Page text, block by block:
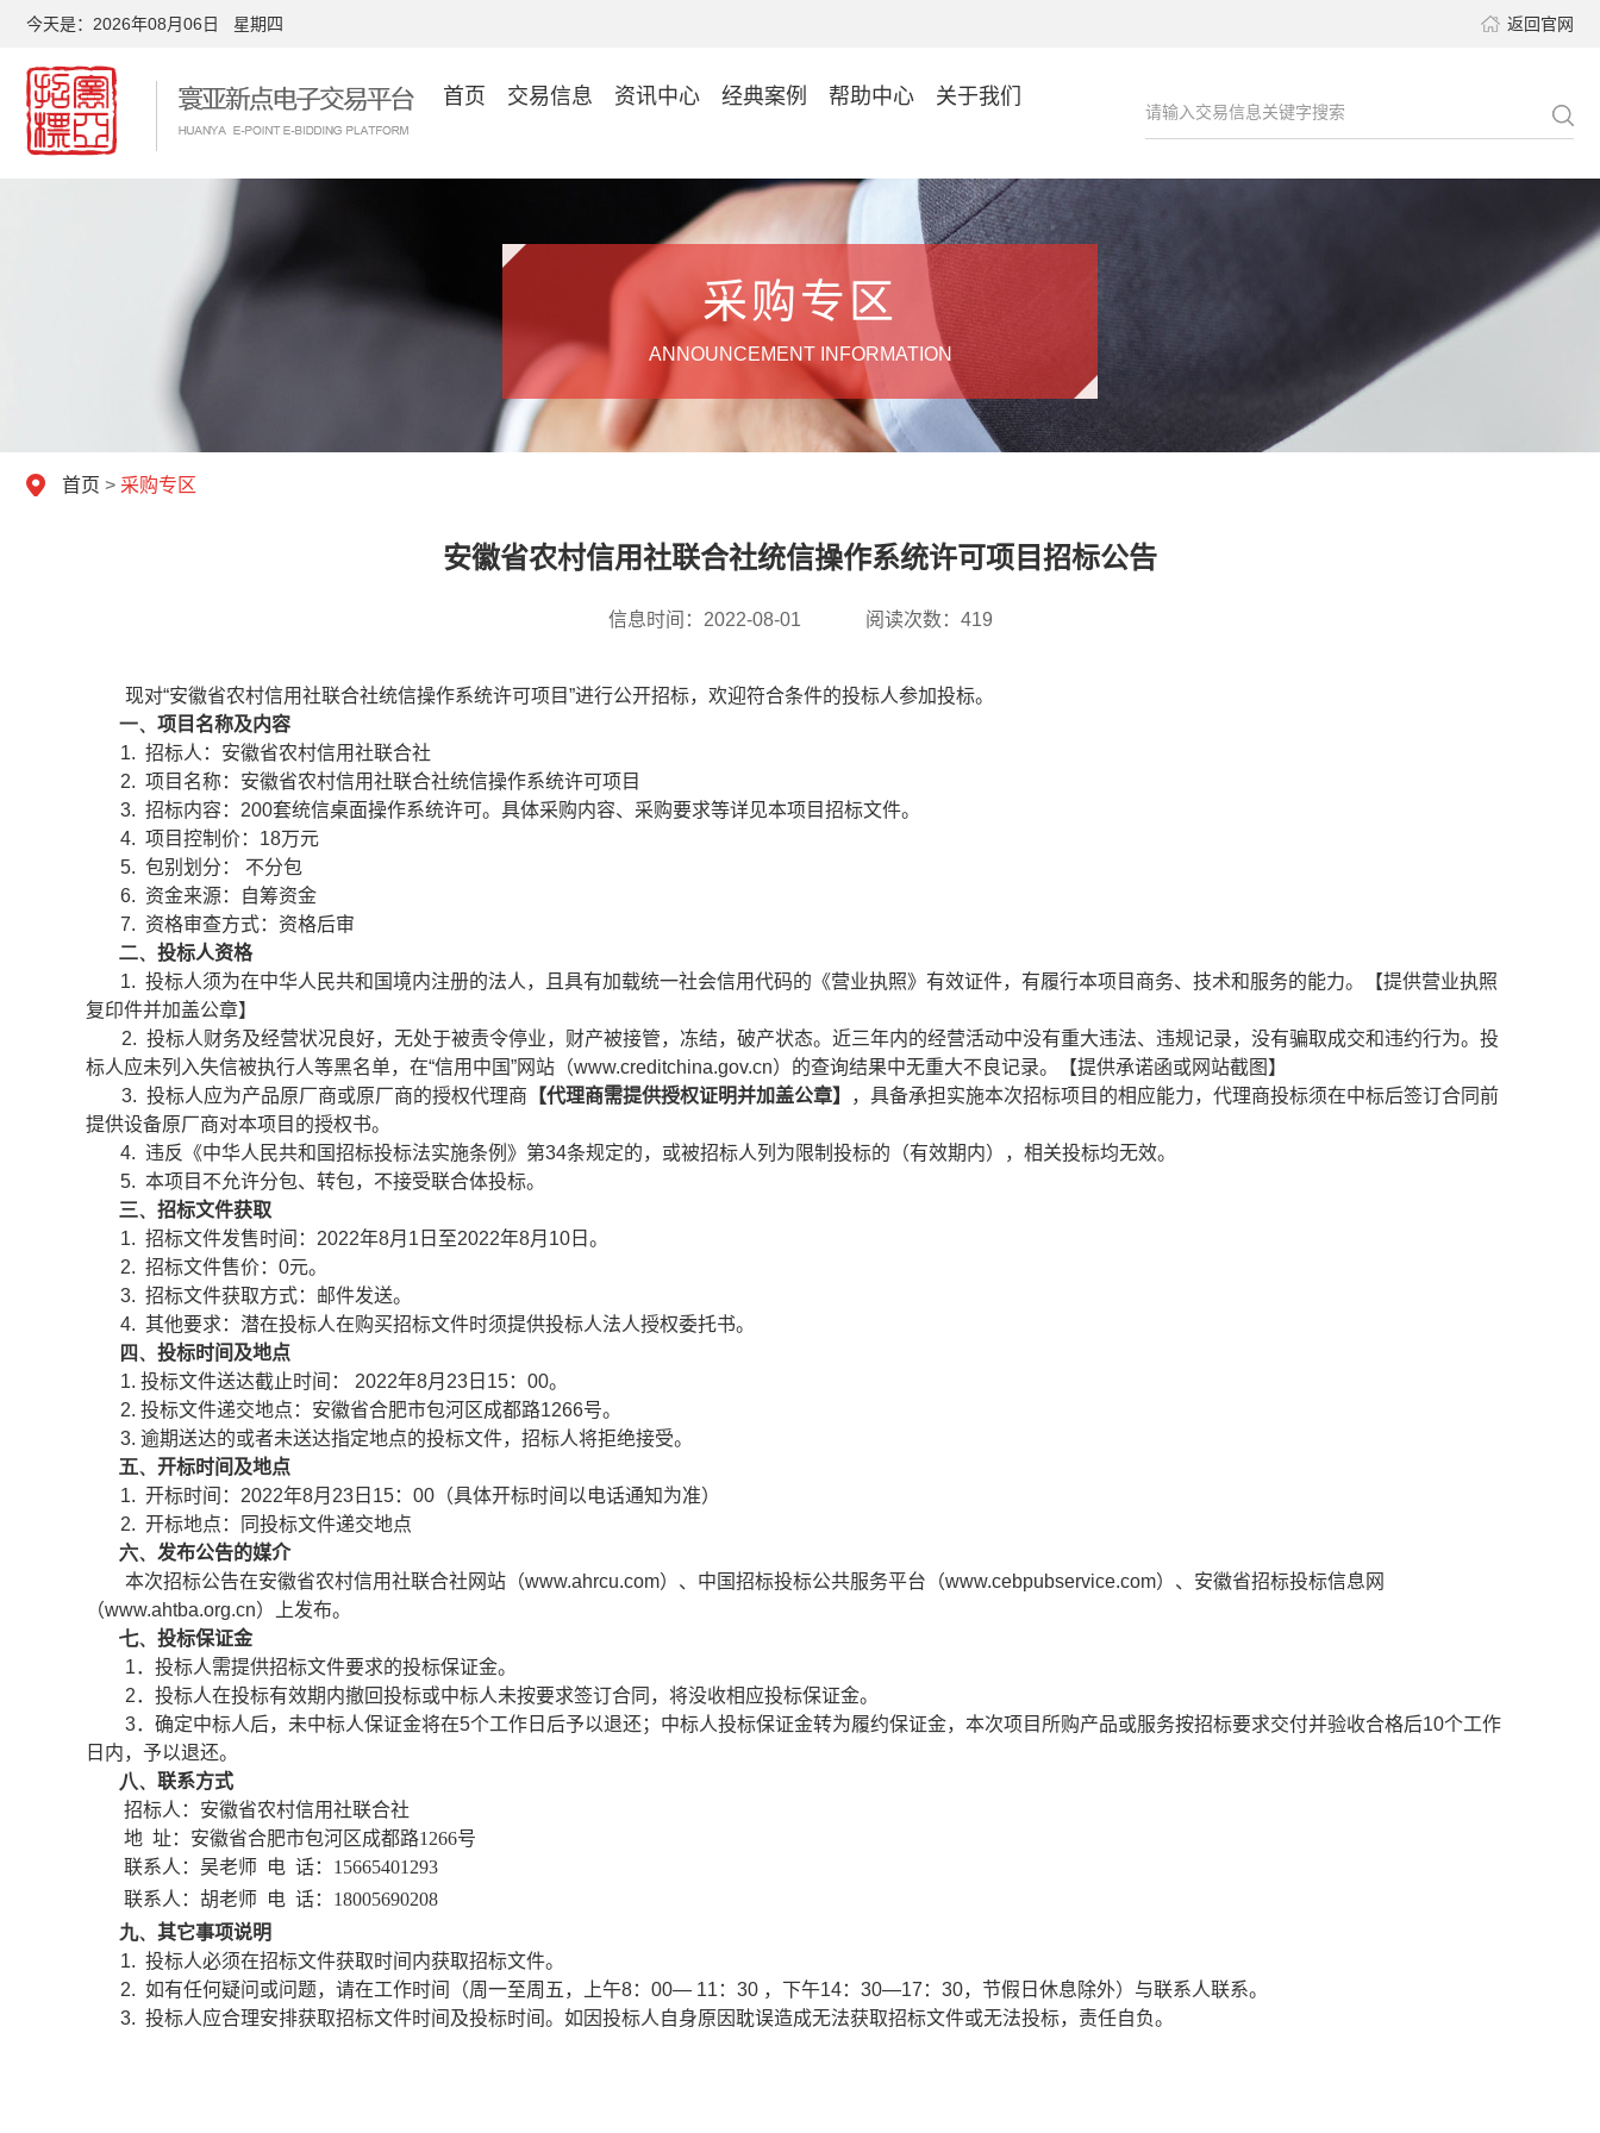
今天是： 2026年08月06日 星期四 返回官网
首页 交易信息 资讯中心 经典案例 帮助中心 关于我们
请输入交易信息关键字搜索
采购专区
ANNOUNCEMENT INFORMATION
首页 > 采购专区
安徽省农村信用社联合社统信操作系统许可项目招标公告
信息时间：2022-08-01 阅读次数： 419
现对“安徽省农村信用社联合社统信操作系统许可项目”进行公开招标，欢迎符合条件的投标人参加投标。
一、 项目名称及内容
1. 招标人：安徽省农村信用社联合社
2. 项目名称：安徽省农村信用社联合社统信操作系统许可项目
3. 招标内容： 200套统信桌面操作系统许可。具体采购内容、采购要求等详见本项目招标文件。
4. 项目控制价： 18万元
5. 包别划分： 不分包
6. 资金来源：自筹资金
7. 资格审查方式：资格后审
二、 投标人资格
1. 投标人须为在中华人民共和国境内注册的法人，且具有加载统一社会信用代码的《营业执照》有效证件，有履行本项目商务、技术和服务的能力。【提供营业执照
复印件并加盖公章】
2. 投标人财务及经营状况良好，无处于被责令停业，财产被接管，冻结，破产状态。近三年内的经营活动中没有重大违法、违规记录，没有骗取成交和违约行为。投
标人应未列入失信被执行人等黑名单，在“信用中国”网站（www.creditchina.gov.cn）的查询结果中无重大不良记录。【提供承诺函或网站截图】
3. 投标人应为产品原厂商或原厂商的授权代理商 【代理商需提供授权证明并加盖公章】
，具备承担实施本次招标项目的相应能力，代理商投标须在中标后签订合同前
提供设备原厂商对本项目的授权书。
4. 违反《中华人民共和国招标投标法实施条例》第34条规定的，或被招标人列为限制投标的（有效期内），相关投标均无效。
5. 本项目不允许分包、转包，不接受联合体投标。
三、 招标文件获取
1. 招标文件发售时间： 2022年8月 1 日至2022年8月 10 日。
2. 招标文件售价：0元。
3. 招标文件获取方式：邮件发送。
4. 其他要求：潜在投标人在购买招标文件时须提供投标人法人授权委托书。
四、 投标时间及地点
1. 投标文件送达截止时间： 2022年8月 23 日 15：00。
2. 投标文件递交地点：安徽省合肥市包河区成都路1266号。
3. 逾期送达的或者未送达指定地点的投标文件，招标人将拒绝接受。
五、 开标时间及地点
1. 开标时间： 2022年8月 23 日 15：00 （具体开标时间以电话通知为准）
2. 开标地点：同投标文件递交地点
六、 发布公告的媒介
本次招标公告在安徽省农村信用社联合社网站（www.ahrcu.com）、中国招标投标公共服务平台（www.cebpubservice.com）、安徽省招标投标信息网
（www.ahtba.org.cn）上发布。
七、 投标保证金
1．投标人需提供招标文件要求的投标保证金。
2．投标人在投标有效期内撤回投标或中标人未按要求签订合同，将没收相应投标保证金。
3．确定中标人后，未中标人保证金将在5个工作日后予以退还；中标人投标保证金转为履约保证金，本次项目所购产品或服务按招标要求交付并验收合格后10个工作
日内，予以退还。
八、 联系方式
招标人：安徽省农村信用社联合社
地 址：安徽省合肥市包河区成都路1266号
联系人：吴老师
电 话： 15665401293
联系人：胡老师
电 话： 18005690208
九、 其它事项说明
1. 投标人必须在招标文件获取时间内获取招标文件。
2. 如有任何疑问或问题，请在工作时间（周一至周五，上午8：00— 11 ：30 ，下午14：30—17 ：30，节假日休息除外）与联系人联系。
3. 投标人应合理安排获取招标文件时间及投标时间。如因投标人自身原因耽误造成无法获取招标文件或无法投标，责任自负。